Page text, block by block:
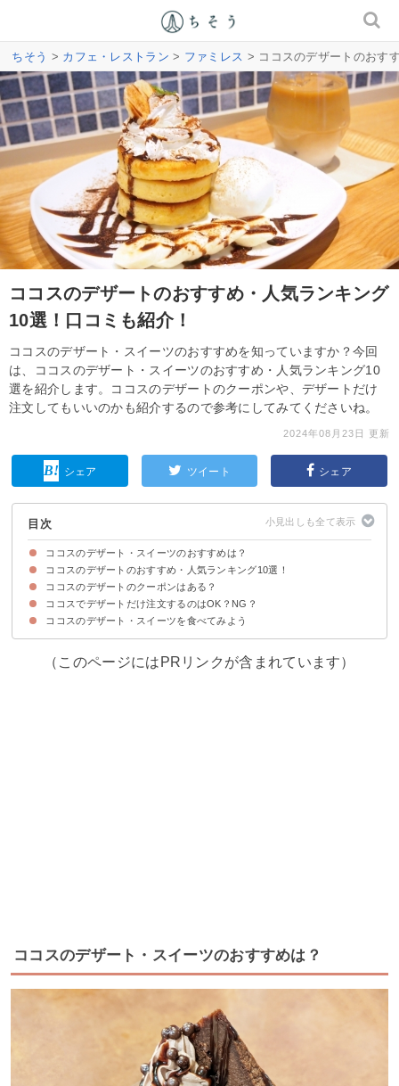
ちそう > カフェ・レストラン > ファミレス > ココスのデザートのおす
ココスのデザートのおすすめ・人気ランキング
10選！口コミも紹介！
ココスのデザート・スイーツのおすすめを知っていますか？今回
は、ココスのデザート・スイーツのおすすめ・人気ランキング10
選を紹介します。ココスのデザートのクーポンや、デザートだけ
注文してもいいのかも紹介するので参考にしてみてくださいね。
2024年08月23日 更新
シェア ツイート シェア
目次
ココスのデザート・スイーツのおすすめは？
ココスのデザートのおすすめ・人気ランキング10選！
10位：ガトーショコラ（税込374円）
9位：バスクチーズケーキ（税込374円）
8位：グラスパフェピスタチオ＆ベリー（税込319円）
7位：チョコパフェ（税込429円）
6位：フレッシュフルーツのクレープパイ（税込594円）
5位：チョコミン党パフェ2022（税込759円）
4位：宇治抹茶の和風ぱふぇ（税込429円）
3位：わらびもち・本わらび粉入り（税込319円）
2位：グラスパフェマカロン・ストロベリー（税込319円）
1位：メイプルココッシュ（税込594円）
ココスのデザートのクーポンはある？
ココスでデザートだけ注文するのはOK？NG？
ココスではデザートだけの注文もOK
ココスのデザート・スイーツを食べてみよう
（このページにはPRリンクが含まれています）
ココスのデザート・スイーツのおすすめは？